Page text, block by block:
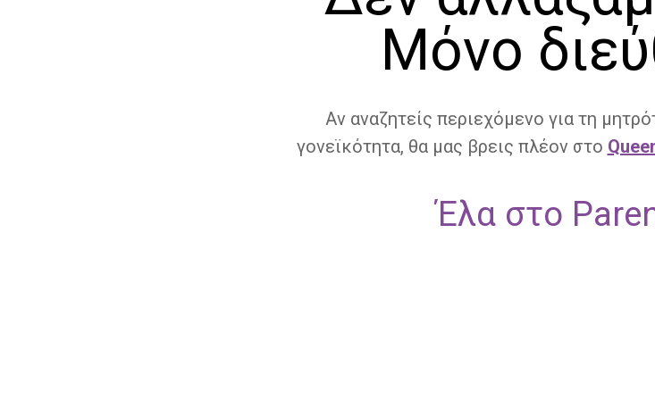
Μόνο
Αν αναζητείς περιεχόμενο για τη
γονεϊκότητα, θα μας βρεις πλέον στο
Έλα στο